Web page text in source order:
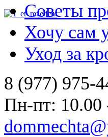
Советы
Хочу сам
Уход за
8 (977) 975-
Пн-пт: 10.00